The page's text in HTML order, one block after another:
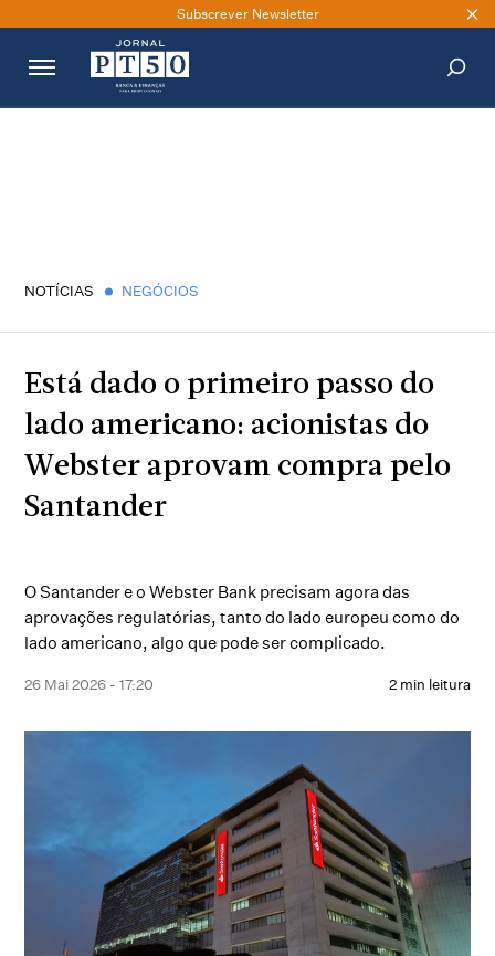
Subscrever Newsletter
NOTÍCIAS NEGÓCIOS
Está dado o primeiro passo do
lado americano: acionistas do
Webster aprovam compra pelo
Santander
O Santander e o Webster Bank precisam agora das
aprovações regulatórias, tanto do lado europeu como do
lado americano, algo que pode ser complicado.
26 Mai 2026 - 17:20 2 min leitura